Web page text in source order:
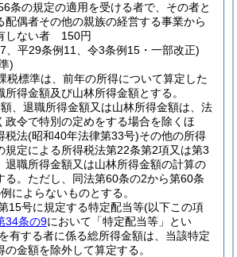
条の規定の適用を受ける者で、その者と
配偶者その他の親族の経営する事業から
しない者 150円
、平29条例11、令3条例15・一部改正)
)
税標準は、前年の所得について算定した
得金額及び山林所得金額とする。
、退職所得金額又は山林所得金額は、法
政令で特別の定めをする場合を除くほ
税法(昭和40年法律第33号)その他の所得
規定による所得税法第22条第2項又は第3
退職所得金額又は山林所得金額の計算の
。 ただし、同法第60条の2から第60条
によらないものとする。
15号に規定する特定配当等(以下この項
34条の9において「特定配当等」とい
有する者に係る総所得金額は、当該特定
金額を除外して算定する。